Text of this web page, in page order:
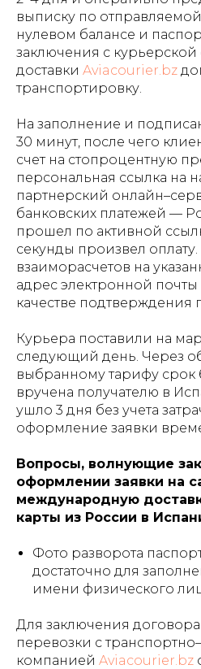
выписку по отправляемой
нулевом балансе и
заключения с
доставки Aviacourier.bz
транспортировку.
На заполнение и
30 минут, после чего
счет на стопроцентную
персональная ссылка на
партнерский
банковских платежей —
прошел по активной
секунды произвел
взаиморасчетов на
адрес электронной
качестве подтверждения
Курьера поставили на
следующий день. Через
выбранному тарифу срок
вручена получателю в
ушло 3 дня без учета
оформление заявки
Вопросы, волнующие
оформлении заявки на
международную
карты из России в
Фото разворота
достаточно для
имени физического
Для заключения
перевозки с
компанией Aviacourier.bz